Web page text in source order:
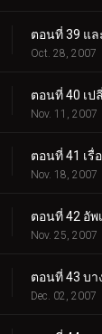
Oct. 28, 2007
ตอนที่ 40 เ
Nov. 11, 2007
ตอนที่ 41 เรื่
Nov. 18, 2007
ตอนที่ 42 อั
Nov. 25, 2007
ตอนที่ 43 บา
Dec. 02, 2007